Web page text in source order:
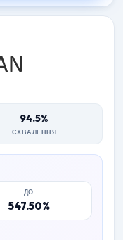
94.5%
СХВАЛЕННЯ
ДО
547.50%